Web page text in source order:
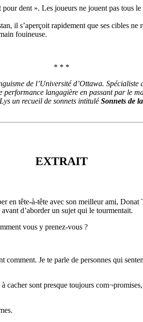
dent ». Les joueurs ne jouent pas tous
il s’aperçoit rapidement que ses cibles
fouineuse.
* * *
de l’Université d’Ottawa.
langagière en passant par le
un recueil de sonnets intituléSonnets de
EXTRAIT
tête-à-tête avec son meilleur ami,
d’aborder un sujet qui le tourmentait.
vous y prenez-vous ?
Je te parle de personnes qui
sont presque toujours